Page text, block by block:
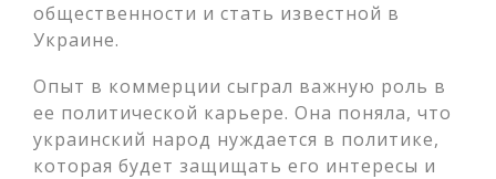
общественности и стать известной в
Украине.
Опыт в коммерции сыграл важную роль в
ее политической карьере. Она поняла, что
украинский народ нуждается в политике,
которая будет защищать его интересы и